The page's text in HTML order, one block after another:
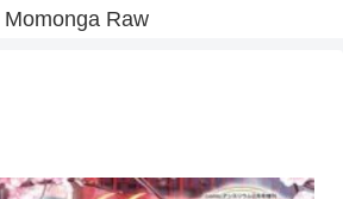
Momonga Raw